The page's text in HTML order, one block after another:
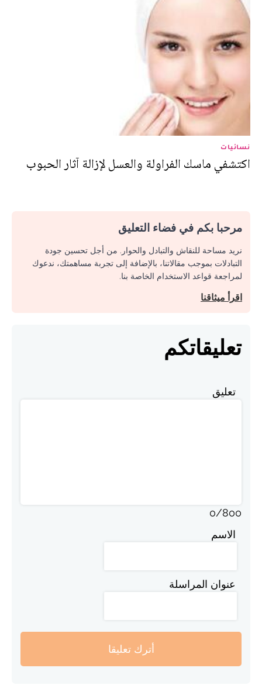
نسائيات
اكتشفي ماسك الفراولة والعسل لإزالة آثار الحبوب
مرحبا بكم في فضاء التعليق
نريد مساحة للنقاش والتبادل والحوار. من أجل تحسين جودة
التبادلات بموجب مقالاتنا، بالإضافة إلى تجربة مساهمتك، ندعوك
لمراجعة قواعد الاستخدام الخاصة بنا.
اقرأ ميثاقنا
تعليقاتكم
تعليق
0/800
الاسم
عنوان المراسلة
أترك تعليقا